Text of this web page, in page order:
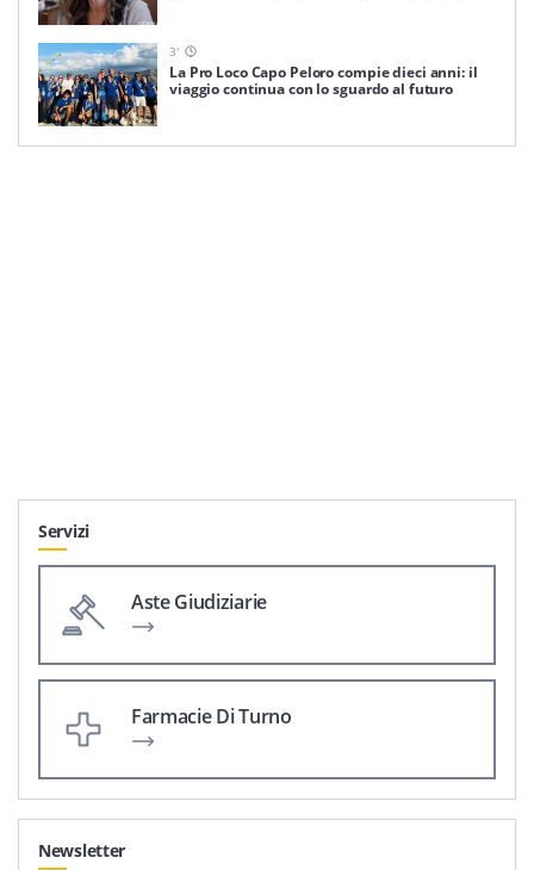
3'
La Pro Loco Capo Peloro compie dieci anni: il
viaggio continua con lo sguardo al futuro
Servizi
Aste Giudiziarie
Farmacie Di Turno
Newsletter